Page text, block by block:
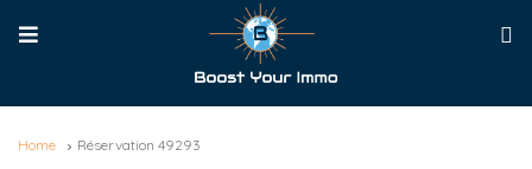
Home Réservation 49293